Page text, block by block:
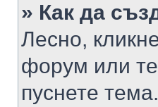
» Как да
Лесно,
форум или
пуснете